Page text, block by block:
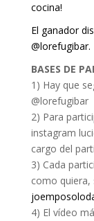
cocina!
El ganador
@lorefugibar.
BASES DE
1) Hay que
@lorefugibar
2) Para
instagram
cargo del
3) Cada
como quiera,
4) El vídeo